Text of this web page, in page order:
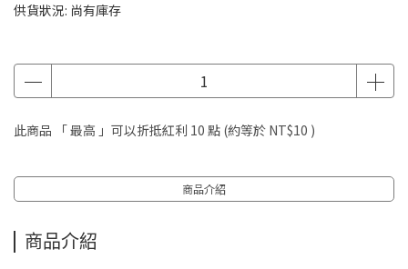
供貨狀況: 尚有庫存
此商品 「 最高 」可以折抵紅利 10 點 (約等於 NT$10 )
商品介紹
商品介紹